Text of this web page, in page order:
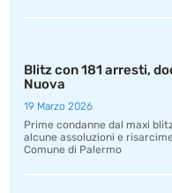
Blitz con 181 arresti,
Nuova
19 Marzo 2026
Prime condanne dal maxi
alcune assoluzioni e
Comune di Palermo